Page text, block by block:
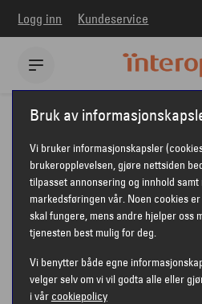
Logg inn Kundeservice
Interoptik Kontaktlinser
Miru
Miru 1day UpSide Astigmatism 30-pack
MIRU 1DAY
30-
Bruk av
Vi bruker informasjonskapsler
brukeropplevelsen, gjøre nettsiden
tilpasset annonsering og innhold
markedsføringen vår. Noen cookies
skal fungere, mens andre hjelper oss
tjenesten best mulig for deg.
Vi benytter både egne
velger selv om vi vil godta alle eller
i vår cookiepolicy